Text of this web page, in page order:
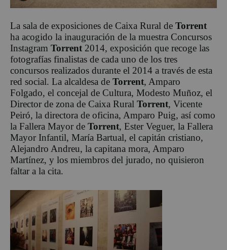
La sala de exposiciones de Caixa Rural de Torrent
ha acogido la inauguración de la muestra Concursos
Instagram Torrent 2014, exposición que recoge las
fotografías finalistas de cada uno de los tres
concursos realizados durante el 2014 a través de esta
red social. La alcaldesa de Torrent, Amparo
Folgado, el concejal de Cultura, Modesto Muñoz, el
Director de zona de Caixa Rural Torrent, Vicente
Peiró, la directora de oficina, Amparo Puig, así como
la Fallera Mayor de Torrent, Ester Veguer, la Fallera
Mayor Infantil, María Bartual, el capitán cristiano,
Alejandro Andreu, la capitana mora, Amparo
Martínez, y los miembros del jurado, no quisieron
faltar a la cita.